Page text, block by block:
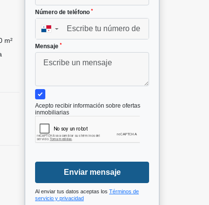
m²
Número de teléfono *
▼
Mensaje *
Acepto recibir información sobre ofertas
inmobiliarias
Enviar mensaje
Al enviar tus datos aceptas los Términos de
servicio y privacidad